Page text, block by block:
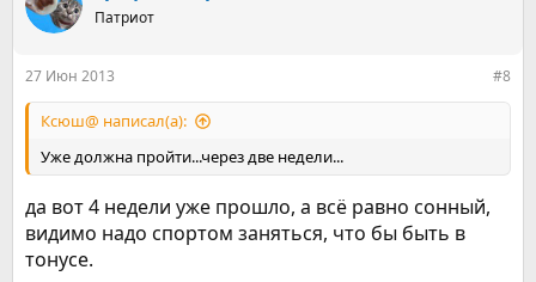
ц
и
Патриот
27 Июн 2013 #8
Ксюш@ написал(а):
Уже должна пройти...через две недели...
да вот 4 недели уже прошло, а всё равно сонный,
видимо надо спортом заняться, что бы быть в
тонусе.